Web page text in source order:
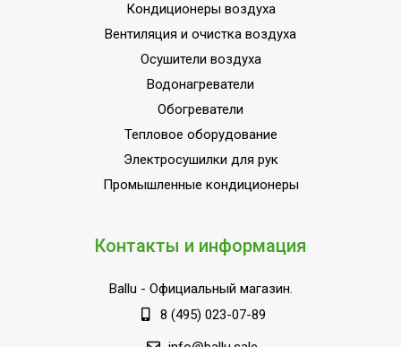
Деодорирующий фильтр
Нет
Эффективен для помещ.
25
Моющийся воздушный
Да
Регулировка
A++
Функция ионизации
Нет
Кондиционеры воздуха
Вентиляция и очистка воздуха
Осушители воздуха
Водонагреватели
Обогреватели
Тепловое оборудование
Электросушилки для рук
Промышленные кондиционеры
Контакты и информация
Ballu - Официальный магазин.
8 (495) 023-07-89